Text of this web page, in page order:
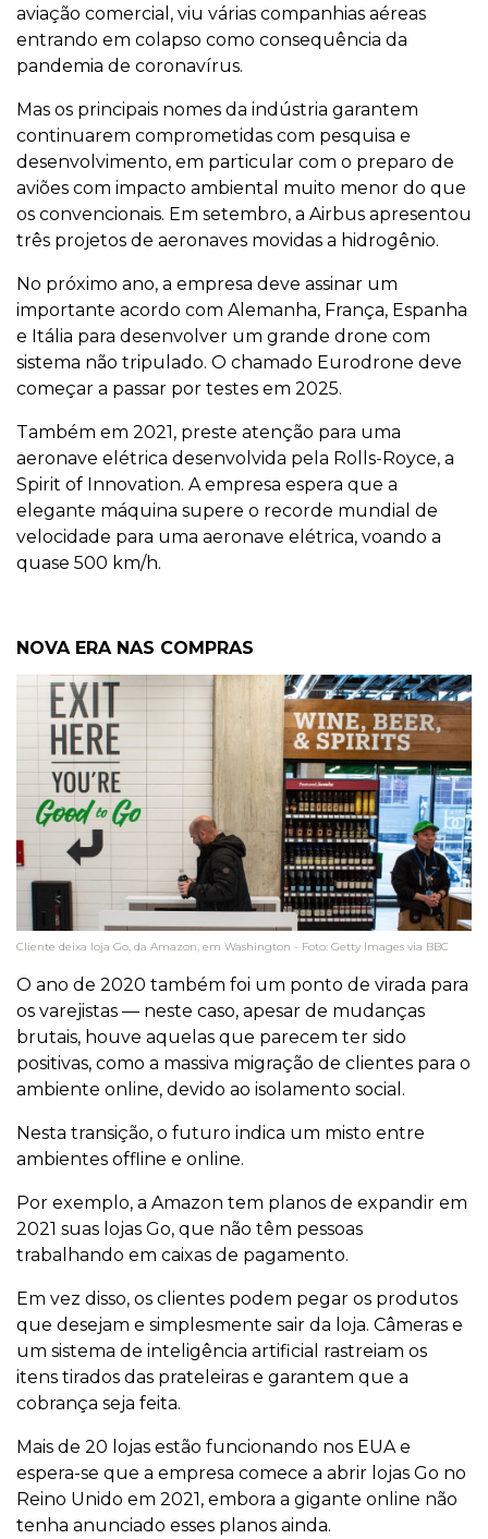
aviação comercial, viu várias companhias aéreas
entrando em colapso como consequência da
pandemia de coronavírus.
Mas os principais nomes da indústria garantem
continuarem comprometidas com pesquisa e
desenvolvimento, em particular com o preparo de
aviões com impacto ambiental muito menor do que
os convencionais. Em setembro, a Airbus apresentou
três projetos de aeronaves movidas a hidrogênio.
No próximo ano, a empresa deve assinar um
importante acordo com Alemanha, França, Espanha
e Itália para desenvolver um grande drone com
sistema não tripulado. O chamado Eurodrone deve
começar a passar por testes em 2025.
Também em 2021, preste atenção para uma
aeronave elétrica desenvolvida pela Rolls-Royce, a
Spirit of Innovation. A empresa espera que a
elegante máquina supere o recorde mundial de
velocidade para uma aeronave elétrica, voando a
quase 500 km/h.
NOVA ERA NAS COMPRAS
Cliente deixa loja Go, da Amazon, em Washington - Foto: Getty Images via BBC
O ano de 2020 também foi um ponto de virada para
os varejistas — neste caso, apesar de mudanças
brutais, houve aquelas que parecem ter sido
positivas, como a massiva migração de clientes para o
ambiente online, devido ao isolamento social.
Nesta transição, o futuro indica um misto entre
ambientes offline e online.
Por exemplo, a Amazon tem planos de expandir em
2021 suas lojas Go, que não têm pessoas
trabalhando em caixas de pagamento.
Em vez disso, os clientes podem pegar os produtos
que desejam e simplesmente sair da loja. Câmeras e
um sistema de inteligência artificial rastreiam os
itens tirados das prateleiras e garantem que a
cobrança seja feita.
Mais de 20 lojas estão funcionando nos EUA e
espera-se que a empresa comece a abrir lojas Go no
Reino Unido em 2021, embora a gigante online não
tenha anunciado esses planos ainda.